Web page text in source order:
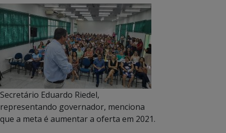
Secretário Eduardo Riedel,
representando governador, menciona
que a meta é aumentar a oferta em 2021.